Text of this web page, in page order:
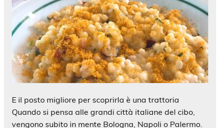
E il posto migliore per scoprirla è una trattoria
Quando si pensa alle grandi città italiane del cibo,
vengono subito in mente Bologna, Napoli o Palermo.